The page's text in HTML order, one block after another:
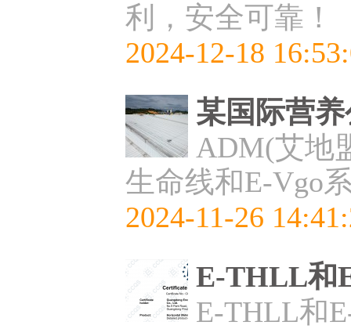
利，安全可靠！
2024-12-18
某国际营
ADM(艾地
生命线和E-Vgo
2024-11-26
E-THLL和
E-THLL和